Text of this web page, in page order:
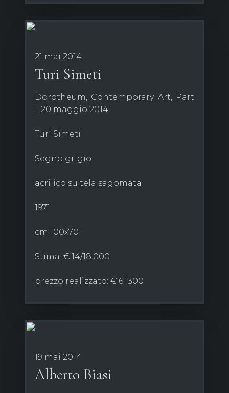
21 mai 2014
Turi Simeti
Dorotheum, Contemporary Art, Part
I, 20 maggio 2014
Turi Simeti
Segno grigio
acrilico su tela sagomata
1971
cm 100x70
Stima: € 14/18.000
prezzo realizzato: € 61.300
19 mai 2014
Alberto Biasi